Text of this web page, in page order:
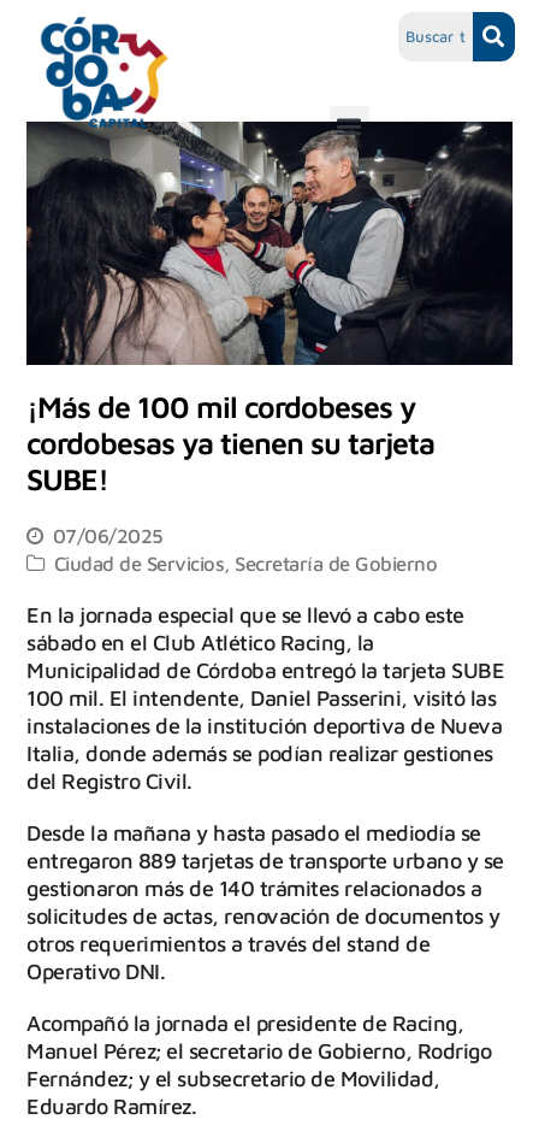
¡Más de 100 mil cordobeses y
cordobesas ya tienen su tarjeta
SUBE!
07/06/2025
Ciudad de Servicios Secretaría de Gobierno
En la jornada especial que se llevó a cabo este
sábado en el Club Atlético Racing, la
Municipalidad de Córdoba entregó la tarjeta SUBE
100 mil. El intendente, Daniel Passerini, visitó las
instalaciones de la institución deportiva de Nueva
Italia, donde además se podían realizar gestiones
del Registro Civil.
Desde la mañana y hasta pasado el mediodía se
entregaron 889 tarjetas de transporte urbano y se
gestionaron más de 140 trámites relacionados a
solicitudes de actas, renovación de documentos y
otros requerimientos a través del stand de
Operativo DNI.
Acompañó la jornada el presidente de Racing,
Manuel Pérez; el secretario de Gobierno, Rodrigo
Fernández; y el subsecretario de Movilidad,
Eduardo Ramírez.